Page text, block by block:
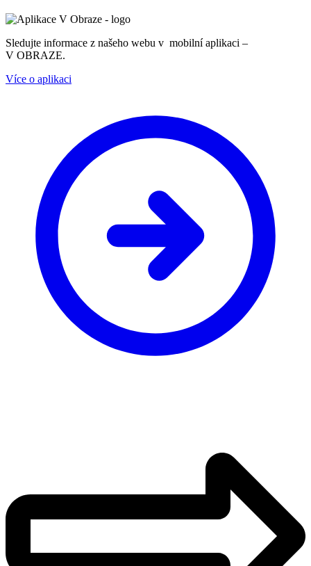
Sledujte informace z našeho webu v mobilní aplikaci –
V OBRAZE.
Více o aplikaci